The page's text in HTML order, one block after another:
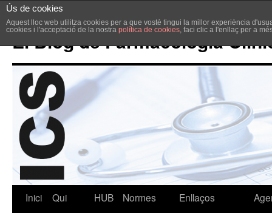
Ús de cookies
Aquest lloc web utilitza cookies per a que vostè tingui la millor experiència
cookies i l'acceptació de la nostra política de cookies, faci clic a l'enllaç per a
El Blog de Farmacologia
Inici
Qui
HUB
Normes
Enllaços